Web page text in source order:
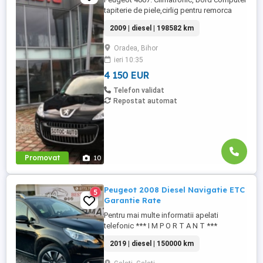
Promovat 10
tapiterie de piele,cirlig pentru remorca
electric,servo, Radio cd,incalzire in
scaune, volan de piele , 8 x airbag, oglinzi
electrice+ încălzite ,4x. Geamuri electrice ,
folie geamuri și luneta spate , Comenzi
volan ,tapiterie ...
2009 | diesel | 198582 km
Oradea, Bihor
ieri 10:35
4 150 EUR
Telefon validat
Repostat automat
5
Peugeot 2008 Diesel Navigatie ETC
Garantie Rate
Pentru mai multe informatii apelati
telefonic *** I M P O R T A N T ***
*Finantare rapida FARA AVANS pentru :
Persoane fizice Juridice Pfa Întreprinderi
2019 | diesel | 150000 km